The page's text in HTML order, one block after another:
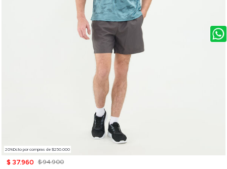
20%Dcto por compras de $250.000
$ 37.960 $ 94.900